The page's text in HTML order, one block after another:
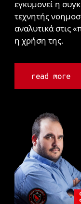
εγκυμονεί η
τεχνητής
αναλυτικά στις
η χρήση της.
read more